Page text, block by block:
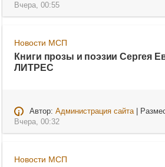
Вчера, 00:55
Новости МСП
Книги прозы и поэзии Сергея
ЛИТРЕС
Автор: Администрация сайта|
Вчера, 00:32
Новости МСП